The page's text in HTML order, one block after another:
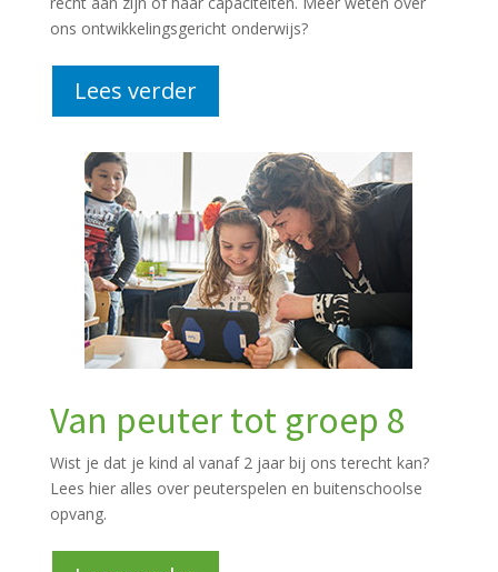
ons ontwikkelingsgericht onderwijs?
Lees verder
Van peuter tot groep 8
Wist je dat je kind al vanaf 2 jaar bij ons terecht kan?
Lees hier alles over peuterspelen en buitenschoolse
opvang.